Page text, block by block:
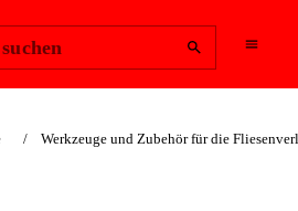
Werkzeuge und Zubehör für die